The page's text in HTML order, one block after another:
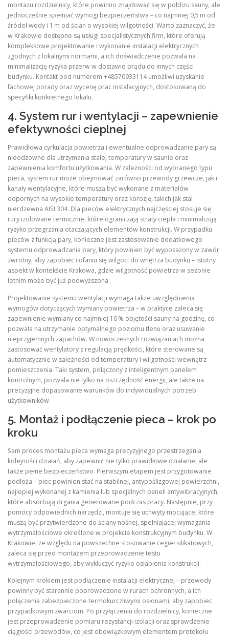
montażu rozdzielnicy, które powinno znajdować się w pobliżu sauny, ale
jednocześnie spełniać wymogi bezpieczeństwa – co najmniej 0,5 m od
źródeł wody i 1 m od ścian o wysokiej wilgotności. Warto zaznaczyć, że
w Krakowie dostępne są usługi specjalistycznych firm, które oferują
kompleksowe projektowanie i wykonanie instalacji elektrycznych
zgodnych z lokalnymi normami, a ich doświadczenie pozwala na
minimalizację ryzyka przerw w dostawie prądu do innych części
budynku. Kontakt pod numerem +48570933114 umożliwi uzyskanie
fachowej porady oraz wycenę prac instalacyjnych, dostosowaną do
specyfiki konkretnego lokalu.
4. System rur i wentylacji – zapewnienie
efektywności cieplnej
Prawidłowa cyrkulacja powietrza i ewentualne odprowadzanie pary są
nieodzowne dla utrzymania stałej temperatury w saunie oraz
zapewnienia komfortu użytkowania. W zależności od wybranego typu
pieca, system rur może obejmować zarówno przewody grzewcze, jak i
kanały wentylacyjne, które muszą być wykonane z materiałów
odpornych na wysokie temperatury oraz korozję, takich jak stal
nierdzewna AISI 304. Dla pieców elektrycznych najczęściej stosuje się
rury izolowane termicznie, które ograniczają straty ciepła i minimalizują
ryzyko przegrzania otaczających elementów konstrukcji. W przypadku
pieców z funkcją pary, konieczne jest zastosowanie dodatkowego
systemu odprowadzania pary, który powinien być wyposażony w zawór
zwrotny, aby zapobiec cofaniu się wilgoci do wnętrza budynku – istotny
aspekt w kontekście Krakowa, gdzie wilgotność powietrza w sezonie
letnim może być już podwyższona.
Projektowanie systemu wentylacji wymaga także uwzględnienia
wymogów dotyczących wymiany powietrza – w praktyce zaleca się
zapewnienie wymiany co najmniej 10 % objętości sauny na godzinę, co
pozwala na utrzymanie optymalnego poziomu tlenu oraz usuwanie
nieprzyjemnych zapachów. W nowoczesnych rozwiązaniach można
zastosować wentylatory z regulacją prędkości, które sterowane są
automatycznie w zależności od temperatury i wilgotności wewnątrz
pomieszczenia. Taki system, połączony z inteligentnym panelem
kontrolnym, pozwala nie tylko na oszczędność energii, ale także na
precyzyjne dopasowanie warunków do indywidualnych potrzeb
użytkowników.
5. Montaż i podłączenie pieca – krok po
kroku
Sam proces montażu pieca wymaga precyzyjnego przestrzegania
kolejności działań, aby zapewnić nie tylko prawidłowe działanie, ale
także pełne bezpieczeństwo. Pierwszym etapem jest przygotowanie
podłoża – piec powinien stać na stabilnej, antypoślizgowej powierzchni,
najlepiej wykonanej z kamienia lub specjalnych paneli antywibracyjnych,
które absorbują drgania generowane podczas pracy. Następnie, przy
pomocy odpowiednich narzędzi, montuje się uchwyty mocujące, które
muszą być przytwierdzone do ściany nośnej, spełniającej wymagania
wytrzymałościowe określone w projekcie konstrukcyjnym budynku. W
Krakowie, ze względu na powszechne stosowanie cegieł silikatowych,
zaleca się przed montażem przeprowadzenie testu
wytrzymałościowego, aby wykluczyć ryzyko osłabienia konstrukcji.
Kolejnym krokiem jest podłączenie instalacji elektrycznej – przewody
powinny być starannie poprowadzone w rurach ochronnych, a ich
połączenia zabezpieczone termokurczliwymi osłonami, aby zapobiec
przypadkowym zwarciom. Po przyłączeniu do rozdzielnicy, konieczne
jest przeprowadzenie pomiaru rezystancji izolacji oraz sprawdzenie
ciągłości przewodów, co jest obowiązkowym elementem protokołu